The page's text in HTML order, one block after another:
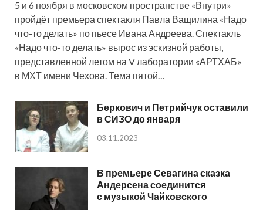
5 и 6 ноября в московском пространстве «Внутри»
пройдёт премьера спектакля Павла Ващилина «Надо
что-то делать» по пьесе Ивана Андреева. Спектакль
«Надо что-то делать» вырос из эскизной работы,
представленной летом на V лаборатории «АРТХАБ»
в МХТ имени Чехова. Тема пятой…
Беркович и Петрийчук оставили
в СИЗО до января
03.11.2023
В премьере Севагина сказка
Андерсена соединится
с музыкой Чайковского